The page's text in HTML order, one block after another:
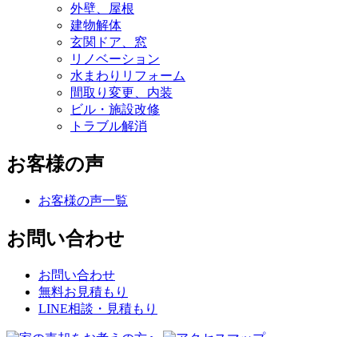
外壁、屋根
建物解体
玄関ドア、窓
リノベーション
水まわりリフォーム
間取り変更、内装
ビル・施設改修
トラブル解消
お客様の声
お客様の声一覧
お問い合わせ
お問い合わせ
無料お見積もり
LINE相談・見積もり